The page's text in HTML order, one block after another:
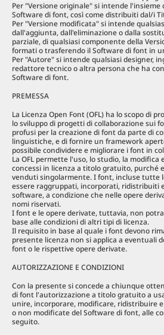
Per "Versione originale" si intende l'insieme
Software di font, così come distribuiti dal/i
Per "Versione modificata" si intende
dall'aggiunta, dall'eliminazione o dalla
parziale, di qualsiasi componente della
formati o trasferendo il Software di font in
Per "Autore" si intende qualsiasi designer,
redattore tecnico o altra persona che ha
Software di font.
PREMESSA
La Licenza Open Font (OFL) ha lo scopo di
lo sviluppo di progetti di collaborazione sui
profusi per la creazione di font da parte di
linguistiche, e di fornire un framework
possibile condividere e migliorare i font in
La OFL permette l'uso, lo studio, la
concessi in licenza a titolo gratuito, purché
venduti singolarmente. I font, incluse tutte
essere raggruppati, incorporati, ridistribuiti
software, a condizione che nelle opere
nomi riservati.
I font e le opere derivate, tuttavia, non
base alle condizioni di altri tipi di licenza.
Il requisito in base al quale i font devono
presente licenza non si applica a eventuali
font o le rispettive opere derivate.
AUTORIZZAZIONE E CONDIZIONI
Con la presente si concede a chiunque
di font l'autorizzazione a titolo gratuito a
unire, incorporare, modificare, ridistribuire
o non modificate del Software di font, alle
seguito.